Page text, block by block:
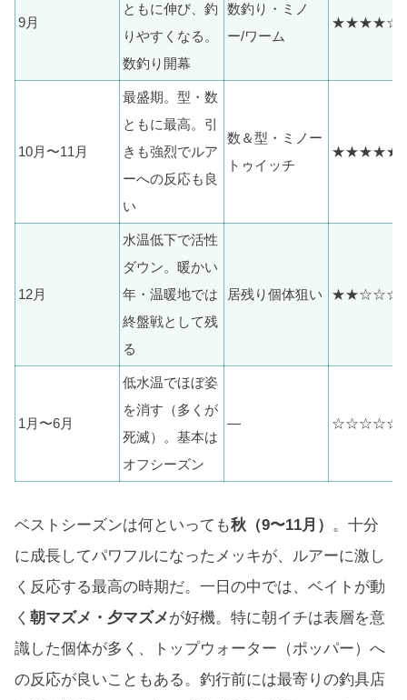
9月
ともに伸び、釣
りやすくなる。
数釣り開幕
数釣り・ミノ
ー/ワーム
★★★★☆
10月〜11月
最盛期。型・数
ともに最高。引
きも強烈でルア
ーへの反応も良
い
数＆型・ミノー
トゥイッチ
★★★★★
12月
水温低下で活性
ダウン。暖かい
年・温暖地では
終盤戦として残
る
居残り個体狙い ★★☆☆☆
1月〜6月
低水温でほぼ姿
を消す（多くが
死滅）。基本は
オフシーズン
— ☆☆☆☆☆
ベストシーズンは何といっても秋（9〜11月）
。十分
に成長してパワフルになったメッキが、ルアーに激し
く反応する最高の時期だ。一日の中では、ベイトが動
く 朝マズメ・夕マズメが好機。特に朝イチは表層を意
識した個体が多く、トップウォーター（ポッパー）へ
の反応が良いこともある。釣行前には最寄りの釣具店